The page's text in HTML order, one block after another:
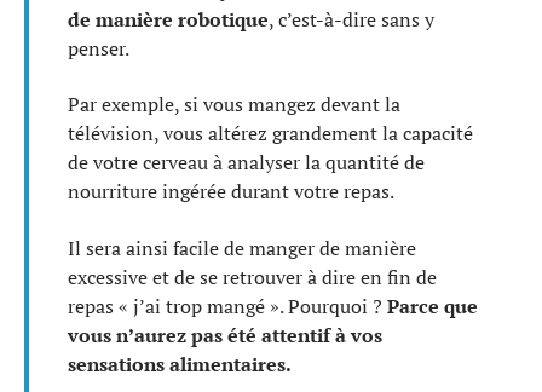
de manière robotique, c’est-à-dire sans y
penser.
Par exemple, si vous mangez devant la
télévision, vous altérez grandement la capacité
de votre cerveau à analyser la quantité de
nourriture ingérée durant votre repas.
Il sera ainsi facile de manger de manière
excessive et de se retrouver à dire en fin de
repas « j’ai trop mangé ». Pourquoi ? Parce que
vous n’aurez pas été attentif à vos
sensations alimentaires.